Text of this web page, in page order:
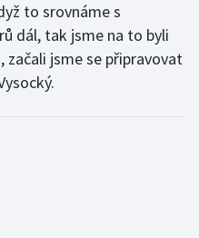
to srovnáme s
dál, tak jsme na to byli
začali jsme se připravovat